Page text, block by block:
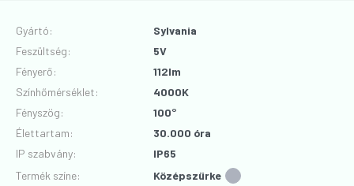
Gyártó:
Sylvania
Feszültség:
5V
Fényerő:
112lm
Színhőmérséklet:
4000K
Fényszög:
100°
Élettartam:
30.000 óra
IP szabvány:
IP65
Termék színe:
Középszürke